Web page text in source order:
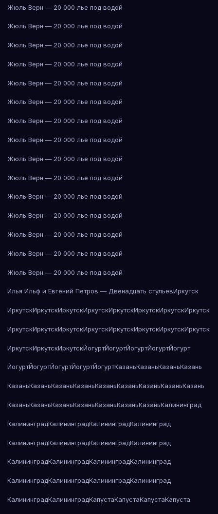
Жюль Верн — 20 000 лье под водой
Жюль Верн — 20 000 лье под водой
Жюль Верн — 20 000 лье под водой
Жюль Верн — 20 000 лье под водой
Жюль Верн — 20 000 лье под водой
Жюль Верн — 20 000 лье под водой
Жюль Верн — 20 000 лье под водой
Жюль Верн — 20 000 лье под водой
Жюль Верн — 20 000 лье под водой
Жюль Верн — 20 000 лье под водой
Жюль Верн — 20 000 лье под водой
Жюль Верн — 20 000 лье под водой
Жюль Верн — 20 000 лье под водой
Жюль Верн — 20 000 лье под водой
Жюль Верн — 20 000 лье под водой
Илья Ильф и Евгений Петров — Двенадцать стульевИркутск
ИркутскИркутскИркутскИркутскИркутскИркутскИркутскИркутск
ИркутскИркутскИркутскИркутскИркутскИркутскИркутскИркутск
ИркутскИркутскИркутскЙогуртЙогуртЙогуртЙогуртЙогурт
ЙогуртЙогуртЙогуртЙогуртЙогуртКазаньКазаньКазаньКазань
КазаньКазаньКазаньКазаньКазаньКазаньКазаньКазаньКазань
КазаньКазаньКазаньКазаньКазаньКазаньКазаньКалининград
КалининградКалининградКалининградКалининград
КалининградКалининградКалининградКалининград
КалининградКалининградКалининградКалининград
КалининградКалининградКалининградКалининград
КалининградКалининградКапустаКапустаКапустаКапуста